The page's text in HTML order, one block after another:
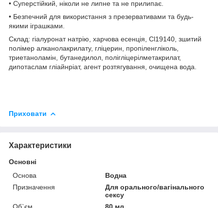
• Суперстійкий, ніколи не липне та не прилипає.
• Безпечний для використання з презервативами та будь-
якими іграшками.
Склад: гіалуронат натрію, харчова есенція, Cl19140, зшитий
полімер алканолакрилату, гліцерин, пропіленгліколь,
триетаноламін, бутанедилол, полігліцерілметакрилат,
дипотаслам гліайнріат, агент розтягування, очищена вода.
Приховати
Характеристики
Основні
Основа
Водна
Призначення
Для орального/вагінального
сексу
Об`єм
80 мл